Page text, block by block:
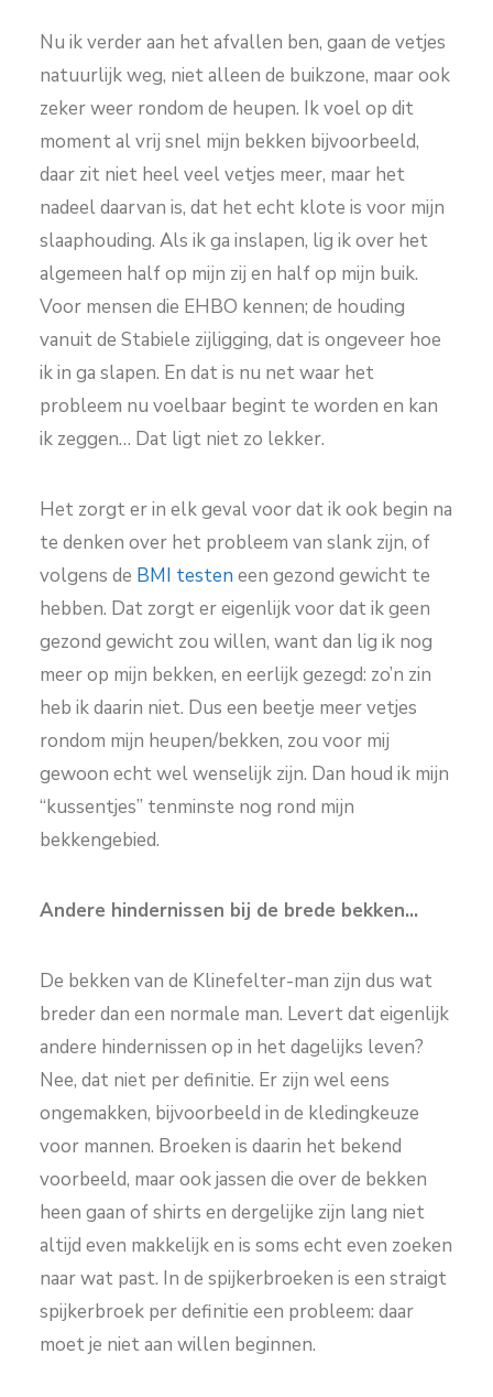
Nu ik verder aan het afvallen ben, gaan de vetjes
natuurlijk weg, niet alleen de buikzone, maar ook
zeker weer rondom de heupen. Ik voel op dit
moment al vrij snel mijn bekken bijvoorbeeld,
daar zit niet heel veel vetjes meer, maar het
nadeel daarvan is, dat het echt klote is voor mijn
slaaphouding. Als ik ga inslapen, lig ik over het
algemeen half op mijn zij en half op mijn buik.
Voor mensen die EHBO kennen; de houding
vanuit de Stabiele zijligging, dat is ongeveer hoe
ik in ga slapen. En dat is nu net waar het
probleem nu voelbaar begint te worden en kan
ik zeggen… Dat ligt niet zo lekker.
Het zorgt er in elk geval voor dat ik ook begin na
te denken over het probleem van slank zijn, of
volgens de BMI testen een gezond gewicht te
hebben. Dat zorgt er eigenlijk voor dat ik geen
gezond gewicht zou willen, want dan lig ik nog
meer op mijn bekken, en eerlijk gezegd: zo’n zin
heb ik daarin niet. Dus een beetje meer vetjes
rondom mijn heupen/bekken, zou voor mij
gewoon echt wel wenselijk zijn. Dan houd ik mijn
“kussentjes” tenminste nog rond mijn
bekkengebied.
Andere hindernissen bij de brede bekken…
De bekken van de Klinefelter-man zijn dus wat
breder dan een normale man. Levert dat eigenlijk
andere hindernissen op in het dagelijks leven?
Nee, dat niet per definitie. Er zijn wel eens
ongemakken, bijvoorbeeld in de kledingkeuze
voor mannen. Broeken is daarin het bekend
voorbeeld, maar ook jassen die over de bekken
heen gaan of shirts en dergelijke zijn lang niet
altijd even makkelijk en is soms echt even zoeken
naar wat past. In de spijkerbroeken is een straigt
spijkerbroek per definitie een probleem: daar
moet je niet aan willen beginnen.